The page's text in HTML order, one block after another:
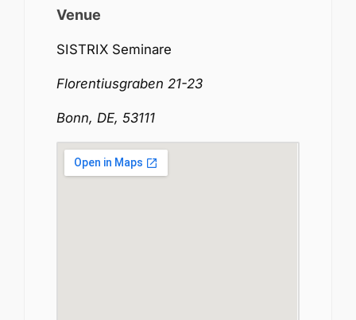
Venue
SISTRIX Seminare
Florentiusgraben 21-23
Bonn, DE, 53111